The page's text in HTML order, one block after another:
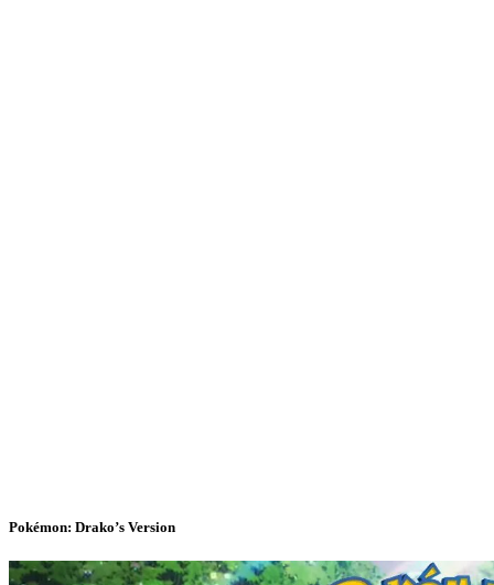
Pokémon: Drako’s Version